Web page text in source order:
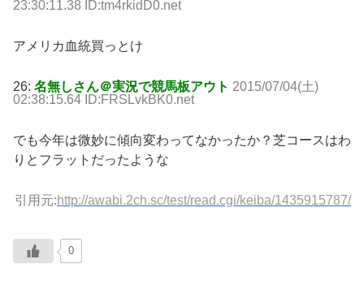
23:30:11.38 ID:tm4rkidD0.net
アメリカ血統買っとけ
26: 名無しさん＠実況で競馬板アウト 2015/07/04(土)
02:38:15.64 ID:FRSLvkBK0.net
でも今年は微妙に傾向変わってなかったか？芝コースはわ
りとフラットだったような
引用元:http://awabi.2ch.sc/test/read.cgi/keiba/1435915787/
0